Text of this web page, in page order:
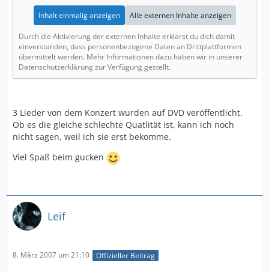
Inhalt einmalig anzeigen Alle externen Inhalte anzeigen
Durch die Aktivierung der externen Inhalte erklärst du dich damit
einverstanden, dass personenbezogene Daten an Drittplattformen
übermittelt werden. Mehr Informationen dazu haben wir in unserer
Datenschutzerklärung zur Verfügung gestellt.
3 Lieder von dem Konzert wurden auf DVD veröffentlicht.
Ob es die gleiche schlechte Quatlität ist, kann ich noch
nicht sagen, weil ich sie erst bekomme.
Viel Spaß beim gucken
Leif
8. März 2007 um 21:10 Offizieller Beitrag